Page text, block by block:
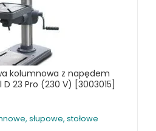
STOŁOWE
kolumnowa z napędem
23 Pro (230 V) [3003015]
słupowe, stołowe